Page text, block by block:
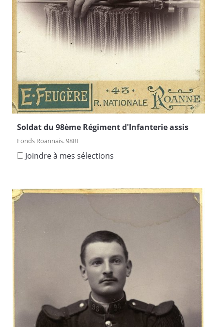
Soldat du 98ème Régiment d'Infanterie assis
Fonds Roannais. 98RI
Joindre à mes sélections